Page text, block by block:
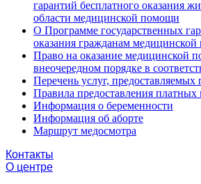
гарантий бесплатного оказания
области медицинской помощи
О Программе государственных
оказания гражданам
Право на оказание медицинской
внеочередном порядке в
Перечень услуг,
Правила предоставления
Информация о беременности
Информация об аборте
Маршрут медосмотра
Контакты
О центре